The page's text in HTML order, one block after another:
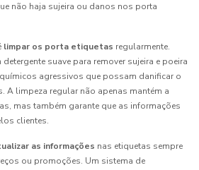
não haja sujeira ou danos nos porta
limpar os porta etiquetas regularmente.
suave para remover sujeira e poeira
agressivos que possam danificar o
A limpeza regular não apenas mantém a
mas também garante que as informações
clientes.
as informações nas etiquetas sempre
ou promoções. Um sistema de